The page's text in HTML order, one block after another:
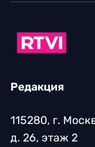
Редакция
115280, г.
д. 26, этаж 2